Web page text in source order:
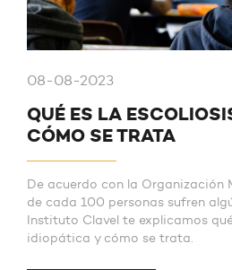
08-08-2023
QUÉ ES LA
CÓMO SE TRATA
De acuerdo con la Organización
de cada 100 personas sufren
Instituto Clavel te explicamos
idiopática y cómo se trata.